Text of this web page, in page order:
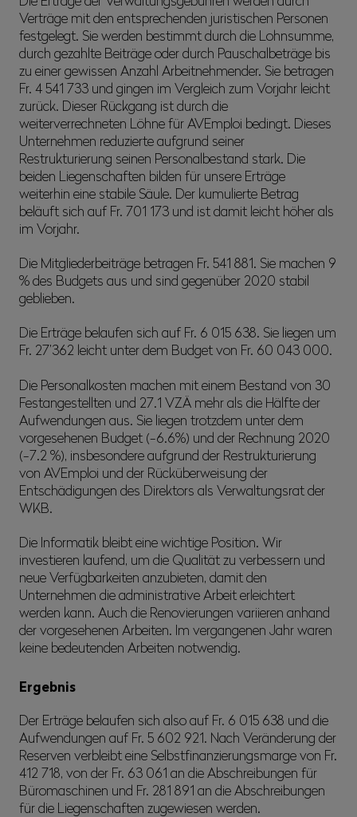
Verträge mit den entsprechenden juristischen Personen
festgelegt. Sie werden bestimmt durch die Lohnsumme,
durch gezahlte Beiträge oder durch Pauschalbeträge bis
zu einer gewissen Anzahl Arbeitnehmender. Sie betragen
Fr. 4 541 733 und gingen im Vergleich zum Vorjahr leicht
zurück. Dieser Rückgang ist durch die
weiterverrechneten Löhne für AVEmploi bedingt. Dieses
Unternehmen reduzierte aufgrund seiner
Restrukturierung seinen Personalbestand stark. Die
beiden Liegenschaften bilden für unsere Erträge
weiterhin eine stabile Säule. Der kumulierte Betrag
beläuft sich auf Fr. 701 173 und ist damit leicht höher als
im Vorjahr.
Die Mitgliederbeiträge betragen Fr. 541 881. Sie machen 9
% des Budgets aus und sind gegenüber 2020 stabil
geblieben.
Die Erträge belaufen sich auf Fr. 6 015 638. Sie liegen um
Fr. 27’362 leicht unter dem Budget von Fr. 60 043 000.
Die Personalkosten machen mit einem Bestand von 30
Festangestellten und 27.1 VZÄ mehr als die Hälfte der
Aufwendungen aus. Sie liegen trotzdem unter dem
vorgesehenen Budget (-6.6%) und der Rechnung 2020
(-7.2 %), insbesondere aufgrund der Restrukturierung
von AVEmploi und der Rücküberweisung der
Entschädigungen des Direktors als Verwaltungsrat der
WKB.
Die Informatik bleibt eine wichtige Position. Wir
investieren laufend, um die Qualität zu verbessern und
neue Verfügbarkeiten anzubieten, damit den
Unternehmen die administrative Arbeit erleichtert
werden kann. Auch die Renovierungen variieren anhand
der vorgesehenen Arbeiten. Im vergangenen Jahr waren
keine bedeutenden Arbeiten notwendig.
Ergebnis
Der Erträge belaufen sich also auf Fr. 6 015 638 und die
Aufwendungen auf Fr. 5 602 921. Nach Veränderung der
Reserven verbleibt eine Selbstfinanzierungsmarge von Fr.
412 718, von der Fr. 63 061 an die Abschreibungen für
Büromaschinen und Fr. 281 891 an die Abschreibungen
für die Liegenschaften zugewiesen werden.